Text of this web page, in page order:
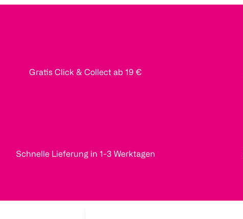
Gratis Click & Collect ab 19 €
Schnelle Lieferung in 1-3 Werktagen